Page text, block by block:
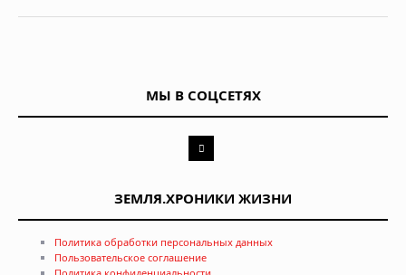
МЫ В СОЦСЕТЯХ
ЗЕМЛЯ.ХРОНИКИ ЖИЗНИ
Политика обработки персональных данных
Пользовательское соглашение